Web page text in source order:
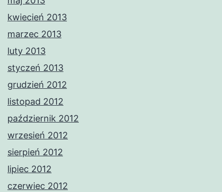
kwiecień 2013
marzec 2013
luty 2013
styczeń 2013
grudzień 2012
listopad 2012
październik 2012
wrzesień 2012
sierpień 2012
lipiec 2012
czerwiec 2012